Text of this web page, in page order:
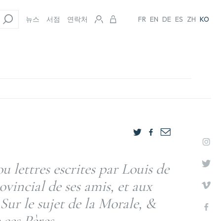
뉴스 서점 연락처 FR EN DE ES ZH KO
lettres escrites par Louis de
de ses amis, et aux
Sur le sujet de la Morale, &